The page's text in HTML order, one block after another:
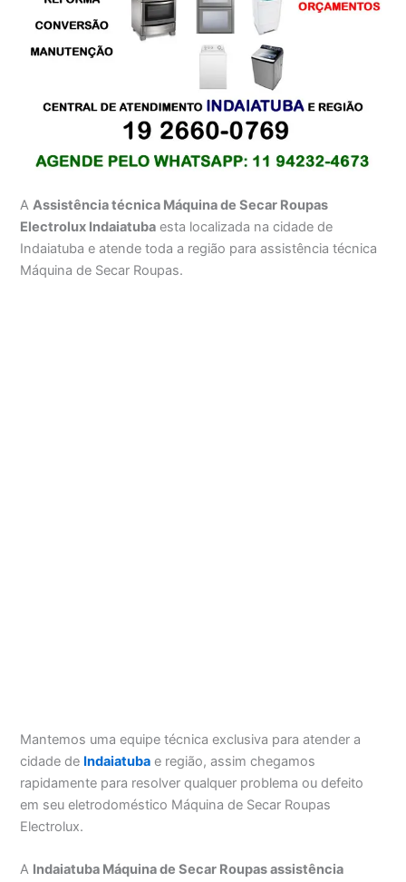
AAssistência técnica Máquina de Secar Roupas
Electrolux Indaiatuba esta localizada na cidade de
Indaiatuba e atende toda a região para assistência técnica
Máquina de Secar Roupas.
Mantemos uma equipe técnica exclusiva para atender a
cidade de Indaiatuba e região, assim chegamos
rapidamente para resolver qualquer problema ou defeito
em seu eletrodoméstico Máquina de Secar Roupas
Electrolux.
A Indaiatuba Máquina de Secar Roupas assistência